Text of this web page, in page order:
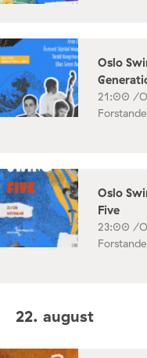
Oslo
21:00 /
Oslo
Five
23:00 /
22. august